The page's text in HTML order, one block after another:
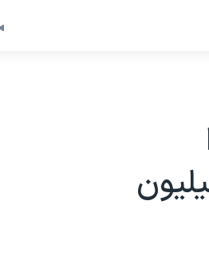
میلیارد و ۴۰۰ میلیون